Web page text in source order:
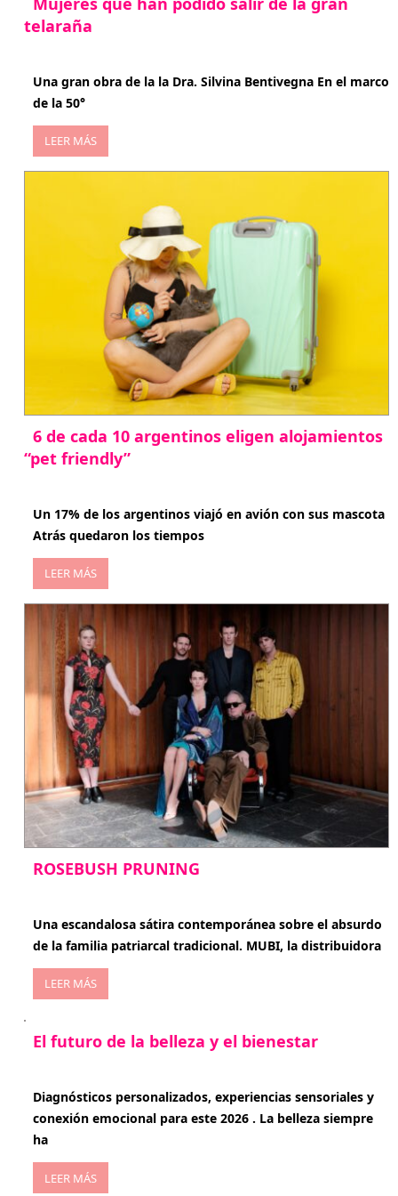
telaraña
Una gran obra de la la Dra. Silvina Bentivegna En el marco
de la 50°
LEER MÁS
6 de cada 10 argentinos eligen alojamientos
“pet friendly”
Un 17% de los argentinos viajó en avión con sus mascota
Atrás quedaron los tiempos
LEER MÁS
ROSEBUSH PRUNING
Una escandalosa sátira contemporánea sobre el absurdo
de la familia patriarcal tradicional. MUBI, la distribuidora
LEER MÁS
El futuro de la belleza y el bienestar
Diagnósticos personalizados, experiencias sensoriales y
conexión emocional para este 2026 . La belleza siempre
ha
LEER MÁS